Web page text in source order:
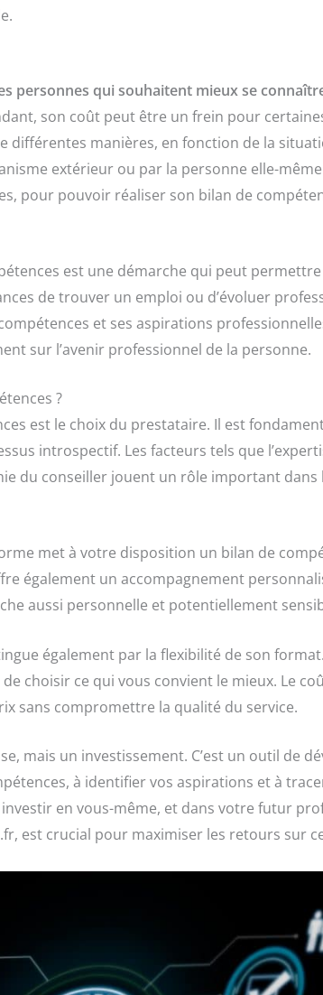
personnes qui souhaitent mieux se
son coût peut être un frein pour
différentes manières, en fonction de la
extérieur ou par la personne elle-
pour pouvoir réaliser son bilan de
est une démarche qui peut permettre
de trouver un emploi ou d’évoluer
et ses aspirations
sur l’avenir professionnel de la personne.
?
est le choix du prestataire. Il est
introspectif. Les facteurs tels que
du conseiller jouent un rôle important dans
met à votre disposition un bilan de
également un accompagnement
aussi personnelle et potentiellement
également par la flexibilité de son
choisir ce qui vous convient le mieux. Le
sans compromettre la qualité du service.
mais un investissement. C’est un outil de
à identifier vos aspirations et à
en vous-même, et dans votre futur
est crucial pour maximiser les retours sur